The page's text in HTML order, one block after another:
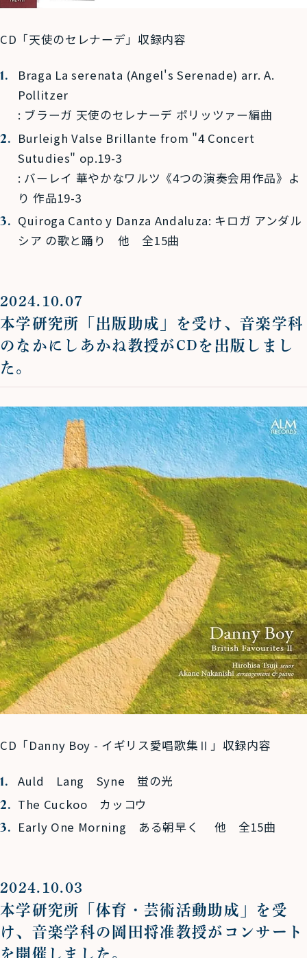
CD「天使のセレナーデ」収録内容
Braga La serenata (Angel's Serenade) arr. A.
Pollitzer
: ブラーガ 天使のセレナーデ ポリッツァー編曲
Burleigh Valse Brillante from "4 Concert
Sutudies" op.19-3
: バーレイ 華やかなワルツ《4つの演奏会用作品》よ
り 作品19-3
Quiroga Canto y Danza Andaluza: キロガ アンダル
シア の歌と踊り 他 全15曲
2024.10.07
本学研究所「出版助成」を受け、音楽学科
のなかにしあかね教授がCDを出版しまし
た。
CD「Danny Boy - イギリス愛唱歌集Ⅱ」収録内容
Auld Lang Syne 蛍の光
The Cuckoo カッコウ
Early One Morning ある朝早く 他 全15曲
2024.10.03
本学研究所「体育・芸術活動助成」を受
け、音楽学科の岡田将准教授がコンサート
を開催しました。